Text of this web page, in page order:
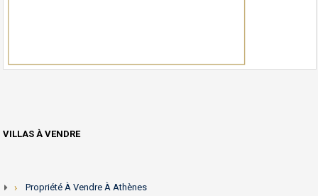
VILLAS À VENDRE
Propriété À Vendre À Athènes